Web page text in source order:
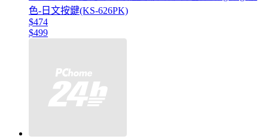
色-日文按鍵(KS-626PK)
$474
$499